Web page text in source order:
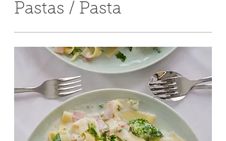
Pastas / Pasta